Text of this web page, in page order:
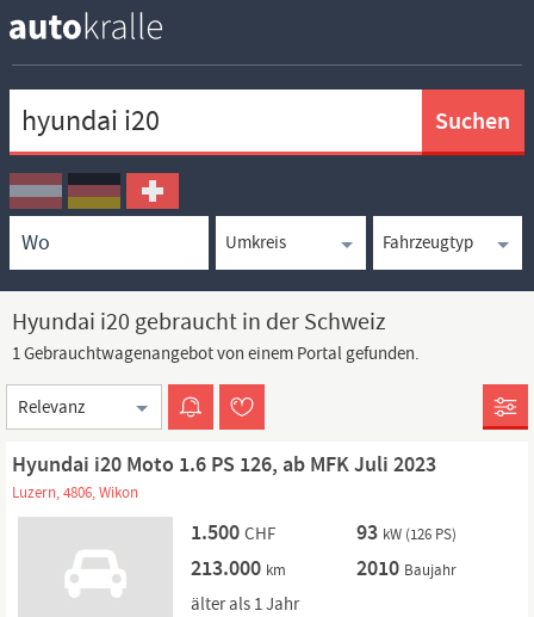
Ortssuche
Umkreissuche
Typsuche
Hyundai i20 gebraucht in der Schweiz
1 Gebrauchtwagenangebot von einem Portal gefunden.
Sortierung
Hyundai i20 Moto 1.6 PS 126, ab MFK Juli 2023
Luzern, 4806, Wikon
1.500 CHF 93 kW (126 PS)
213.000 km 2010 Baujahr
älter als 1 Jahr